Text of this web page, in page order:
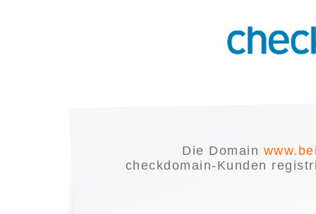
Die Domain
checkdomain-Kunden